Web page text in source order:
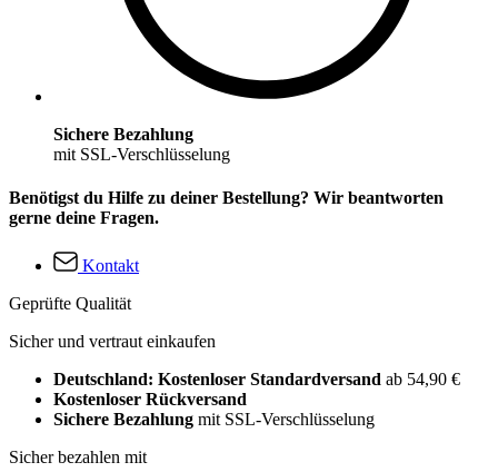
Sichere Bezahlung
mit SSL-Verschlüsselung
Benötigst du Hilfe zu deiner Bestellung? Wir beantworten
gerne deine Fragen.
Kontakt
Geprüfte Qualität
Sicher und vertraut einkaufen
Deutschland: Kostenloser Standardversand ab 54,90 €
Kostenloser Rückversand
Sichere Bezahlung mit SSL-Verschlüsselung
Sicher bezahlen mit